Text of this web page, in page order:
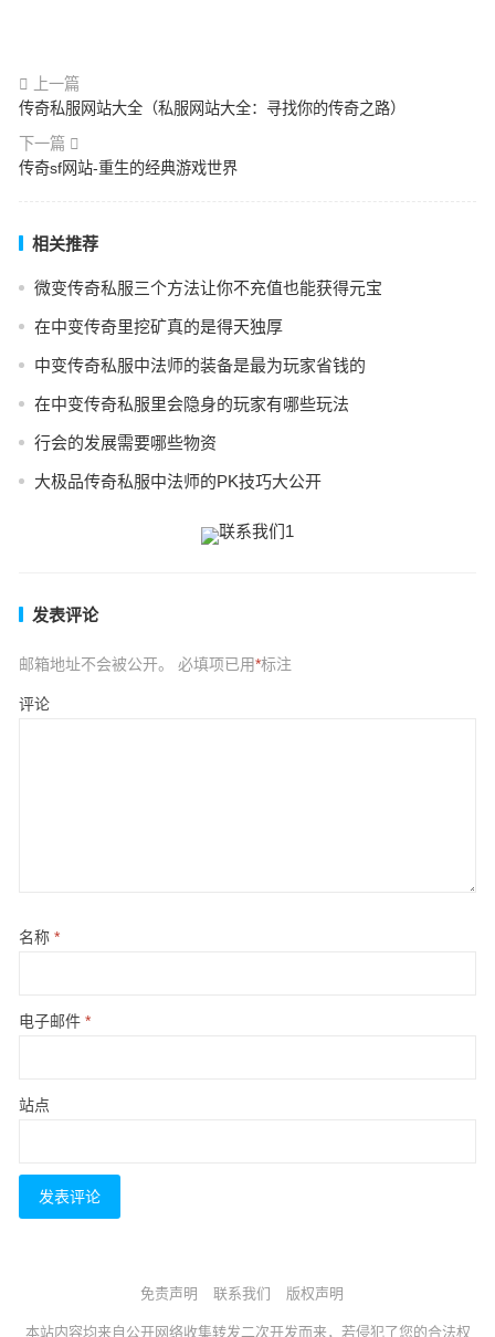
上一篇
传奇私服网站大全（私服网站大全：寻找你的传奇之路）
下一篇
传奇sf网站-重生的经典游戏世界
相关推荐
微变传奇私服三个方法让你不充值也能获得元宝
在中变传奇里挖矿真的是得天独厚
中变传奇私服中法师的装备是最为玩家省钱的
在中变传奇私服里会隐身的玩家有哪些玩法
行会的发展需要哪些物资
大极品传奇私服中法师的PK技巧大公开
发表评论
邮箱地址不会被公开。 必填项已用*标注
评论
名称 *
电子邮件 *
站点
免责声明 联系我们 版权声明
本站内容均来自公开网络收集转发二次开发而来，若侵犯了您的合法权